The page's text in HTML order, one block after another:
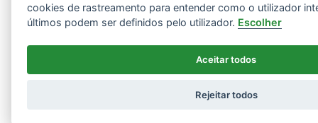
cookies de rastreamento para entender como o utilizador
últimos podem ser definidos pelo utilizador. Escolher
Aceitar todos
Rejeitar todos